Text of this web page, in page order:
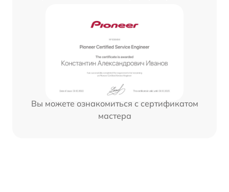
Вы можете ознакомиться с сертификатом
мастера